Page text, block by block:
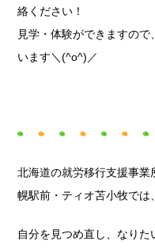
絡ください！
見学・体験ができますの
います＼(^o^)／
北海道の就労移行支援事
幌駅前・ティオ苫小牧では、
自分を見つめ直し、なり